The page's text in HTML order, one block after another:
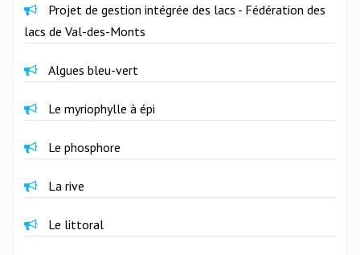
Projet de gestion intégrée des lacs - Fédération des
lacs de Val-des-Monts
Algues bleu-vert
Le myriophylle à épi
Le phosphore
La rive
Le littoral